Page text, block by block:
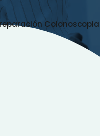
Colonoscopia